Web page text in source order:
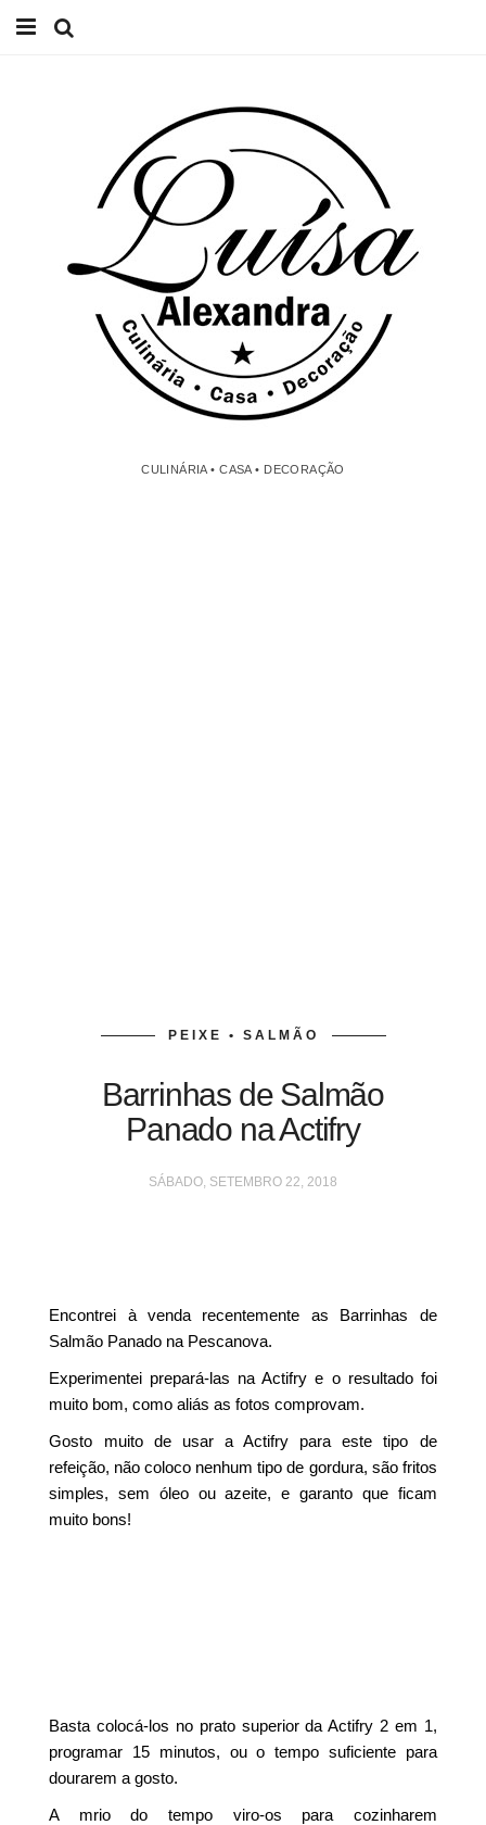
CULINÁRIA • CASA • DECORAÇÃO
PEIXE • SALMÃO
Barrinhas de Salmão
Panado na Actifry
SÁBADO, SETEMBRO 22, 2018
Encontrei à venda recentemente as Barrinhas de
Salmão Panado na Pescanova.
Experimentei prepará-las na Actifry e o resultado foi
muito bom, como aliás as fotos comprovam.
Gosto muito de usar a Actifry para este tipo de
refeição, não coloco nenhum tipo de gordura, são fritos
simples, sem óleo ou azeite, e garanto que ficam
muito bons!
Basta colocá-los no prato superior da Actifry 2 em 1,
programar 15 minutos, ou o tempo suficiente para
dourarem a gosto.
A mrio do tempo viro-os para cozinharem